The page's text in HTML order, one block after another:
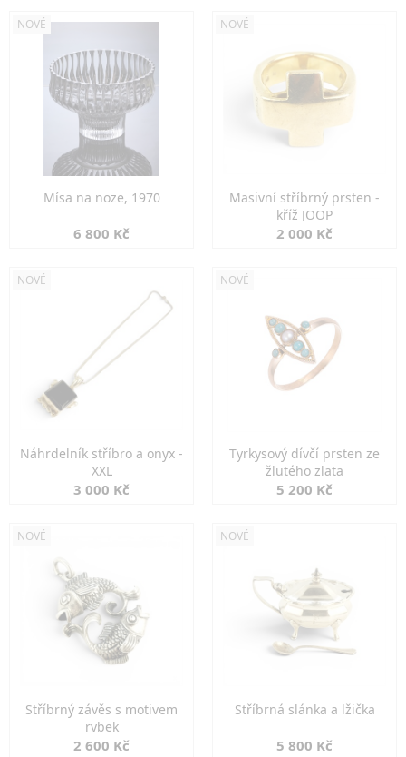
NOVÉ
Mísa na noze, 1970
6 800 Kč
NOVÉ
Masivní stříbrný prsten -
kříž JOOP
2 000 Kč
NOVÉ
Náhrdelník stříbro a onyx -
XXL
3 000 Kč
NOVÉ
Tyrkysový dívčí prsten ze
žlutého zlata
5 200 Kč
NOVÉ
Stříbrný závěs s motivem
rybek
2 600 Kč
NOVÉ
Stříbrná slánka a lžička
5 800 Kč